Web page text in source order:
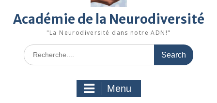
Académie de la Neurodiversité
"La Neurodiversité dans notre ADN!"
Search
for:
Menu